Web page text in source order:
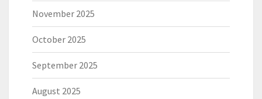
November 2025
October 2025
September 2025
August 2025